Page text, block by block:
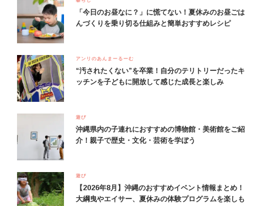
「今日のお昼なに？」に慌てない！夏休みのお昼ごは
んづくりを乗り切る仕組みと簡単おすすめレシピ
アンリのあんまーるーむ
“汚されたくない”を卒業！自分のテリトリーだったキ
ッチンを子どもに開放して感じた成長と楽しみ
遊び
沖縄県内の子連れにおすすめの博物館・美術館をご紹
介！親子で歴史・文化・芸術を学ぼう
遊び
【2026年8月】沖縄のおすすめイベント情報まとめ！
大綱曳やエイサー、夏休みの体験プログラムを楽しも